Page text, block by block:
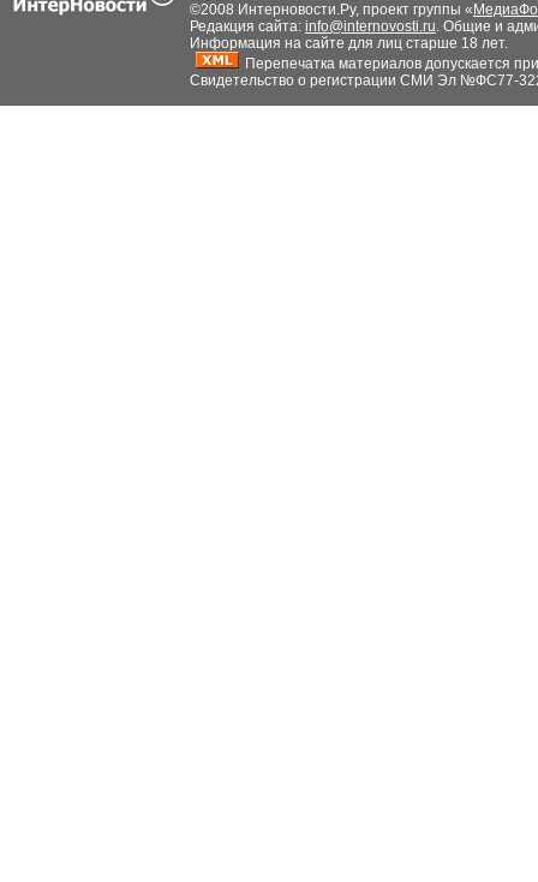
©2008 Интерновости.Ру, проект группы «
Редакция сайта: info@internovosti.ru. Общие и
Информация на сайте для лиц старше 18 лет.
Перепечатка материалов допускается
Свидетельство о регистрации СМИ Эл №ФС77-